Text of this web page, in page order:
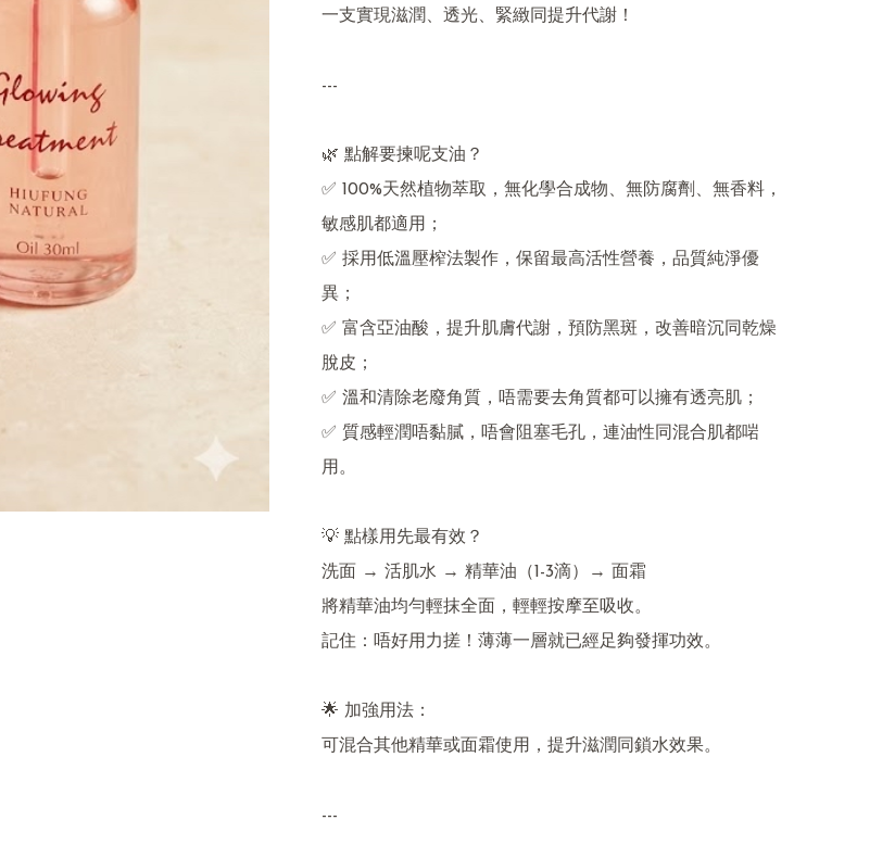
一支實現滋潤、透光、緊緻同提升代謝！
---
🌿 點解要揀呢支油？
✅ 100%天然植物萃取，無化學合成物、無防腐劑、無香料，
敏感肌都適用；
✅ 採用低溫壓榨法製作，保留最高活性營養，品質純淨優
異；
✅ 富含亞油酸，提升肌膚代謝，預防黑斑，改善暗沉同乾燥
脫皮；
✅ 溫和清除老廢角質，唔需要去角質都可以擁有透亮肌；
✅ 質感輕潤唔黏膩，唔會阻塞毛孔，連油性同混合肌都啱
用。
💡 點樣用先最有效？
洗面 → 活肌水 → 精華油（1-3滴）→ 面霜
將精華油均勻輕抹全面，輕輕按摩至吸收。
記住：唔好用力搓！薄薄一層就已經足夠發揮功效。
🌟 加強用法：
可混合其他精華或面霜使用，提升滋潤同鎖水效果。
---